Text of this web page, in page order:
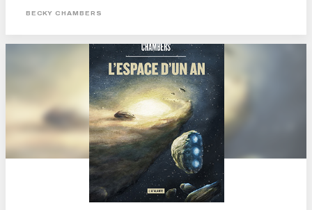
contemplation, l'introspection et les questions existentielles.
BECKY CHAMBERS